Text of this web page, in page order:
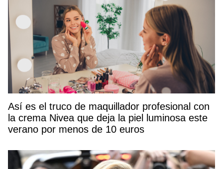
Así es el truco de maquillador profesional con
la crema Nivea que deja la piel luminosa este
verano por menos de 10 euros